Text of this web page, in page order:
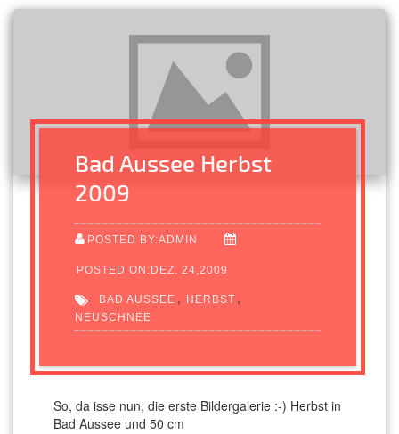
Bad Aussee Herbst
2009
POSTED BY:ADMIN
POSTED ON:DEZ. 24,2009
BAD AUSSEE , HERBST ,
NEUSCHNEE
So, da isse nun, die erste Bildergalerie :-) Herbst in
Bad Aussee und 50 cm